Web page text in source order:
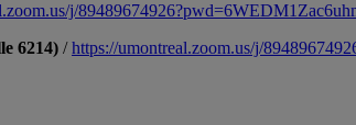
j/
6214) /https://umontreal.zoom.us/j/